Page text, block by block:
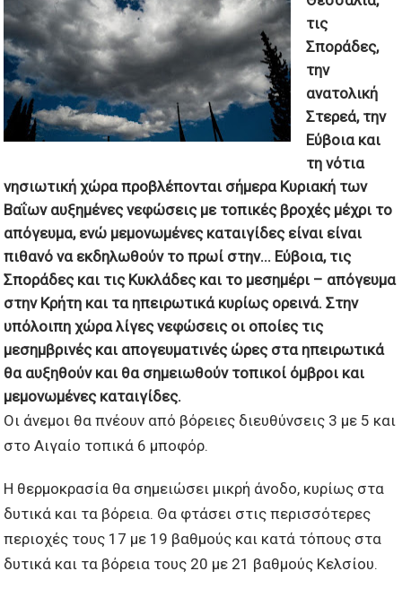
τις
Σποράδες,
την
ανατολική
Στερεά, την
Εύβοια και
τη νότια
νησιωτική χώρα προβλέπονται σήμερα Κυριακή των
Βαΐων αυξημένες νεφώσεις με τοπικές βροχές μέχρι το
απόγευμα, ενώ μεμονωμένες καταιγίδες είναι είναι
πιθανό να εκδηλωθούν το πρωί στην... Εύβοια, τις
Σποράδες και τις Κυκλάδες και το μεσημέρι – απόγευμα
στην Κρήτη και τα ηπειρωτικά κυρίως ορεινά. Στην
υπόλοιπη χώρα λίγες νεφώσεις οι οποίες τις
μεσημβρινές και απογευματινές ώρες στα ηπειρωτικά
θα αυξηθούν και θα σημειωθούν τοπικοί όμβροι και
μεμονωμένες καταιγίδες.
Οι άνεμοι θα πνέουν από βόρειες διευθύνσεις 3 με 5 και
στο Αιγαίο τοπικά 6 μποφόρ.
Η θερμοκρασία θα σημειώσει μικρή άνοδο, κυρίως στα
δυτικά και τα βόρεια. Θα φτάσει στις περισσότερες
περιοχές τους 17 με 19 βαθμούς και κατά τόπους στα
δυτικά και τα βόρεια τους 20 με 21 βαθμούς Κελσίου.